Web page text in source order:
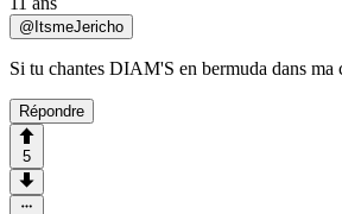
@ ItsmeJericho
Si tu chantes DIAM'S en bermuda dans ma
Répondre
5